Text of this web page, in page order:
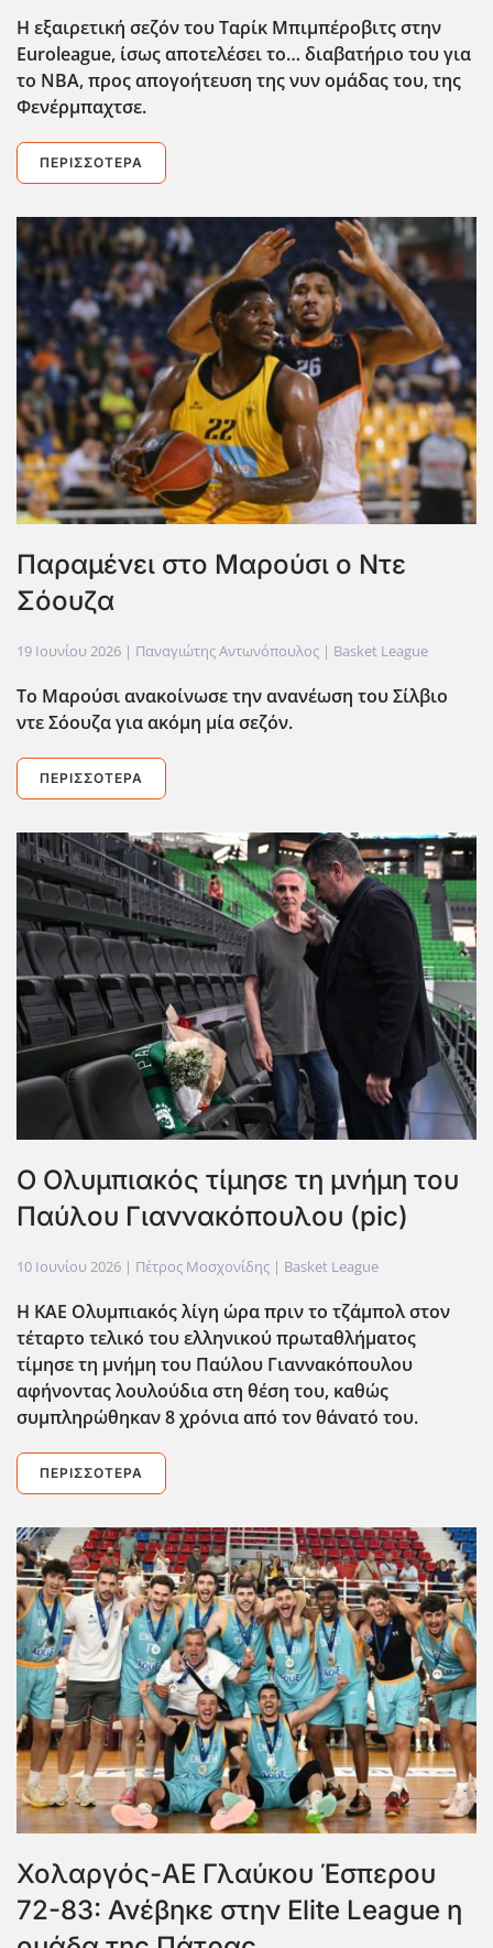
Η εξαιρετική σεζόν του Ταρίκ Μπιμπέροβιτς στην
Euroleague, ίσως αποτελέσει το… διαβατήριο του για
το ΝΒΑ, προς απογοήτευση της νυν ομάδας του, της
Φενέρμπαχτσε.
ΠΕΡΙΣΣΌΤΕΡΑ
Παραμένει στο Μαρούσι ο Ντε
Σόουζα
19 Ιουνίου 2026 | Παναγιώτης Αντωνόπουλος | Basket League
Το Μαρούσι ανακοίνωσε την ανανέωση του Σίλβιο
ντε Σόουζα για ακόμη μία σεζόν.
ΠΕΡΙΣΣΌΤΕΡΑ
Ο Ολυμπιακός τίμησε τη μνήμη του
Παύλου Γιαννακόπουλου (pic)
10 Ιουνίου 2026 | Πέτρος Μοσχονίδης | Basket League
Η ΚΑΕ Ολυμπιακός λίγη ώρα πριν το τζάμπολ στον
τέταρτο τελικό του ελληνικού πρωταθλήματος
τίμησε τη μνήμη του Παύλου Γιαννακόπουλου
αφήνοντας λουλούδια στη θέση του, καθώς
συμπληρώθηκαν 8 χρόνια από τον θάνατό του.
ΠΕΡΙΣΣΌΤΕΡΑ
Χολαργός-ΑΕ Γλαύκου Έσπερου
72-83: Ανέβηκε στην Elite League η